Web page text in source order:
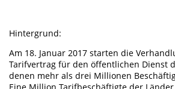
Hintergrund:
Am 18. Januar 2017 starten die
Tarifvertrag für den öffentlichen Dienst
denen mehr als drei Millionen